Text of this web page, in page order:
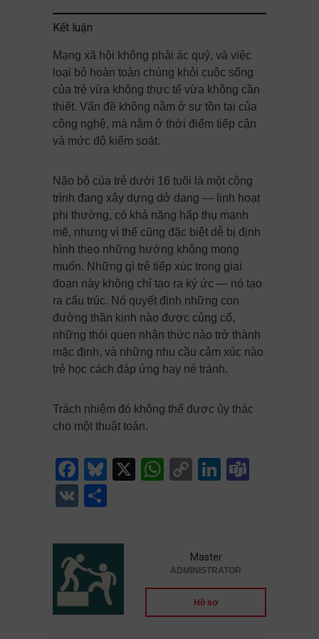
Kết luận
Mạng xã hội không phải ác quỷ, và việc
loại bỏ hoàn toàn chúng khỏi cuộc sống
của trẻ vừa không thực tế vừa không cần
thiết. Vấn đề không nằm ở sự tồn tại của
công nghệ, mà nằm ở thời điểm tiếp cận
và mức độ kiểm soát.
Não bộ của trẻ dưới 16 tuổi là một công
trình đang xây dựng dở dang — linh hoạt
phi thường, có khả năng hấp thụ mạnh
mẽ, nhưng vì thế cũng đặc biệt dễ bị định
hình theo những hướng không mong
muốn. Những gì trẻ tiếp xúc trong giai
đoạn này không chỉ tạo ra ký ức — nó tạo
ra cấu trúc. Nó quyết định những con
đường thần kinh nào được củng cố,
những thói quen nhận thức nào trở thành
mặc định, và những nhu cầu cảm xúc nào
trẻ học cách đáp ứng hay né tránh.
Trách nhiệm đó không thể được ủy thác
cho một thuật toán.
Facebook
Bluesky
X WhatsApp
CopyLinkedIn
VK
Master
ADMINISTRATOR
Hồ sơ